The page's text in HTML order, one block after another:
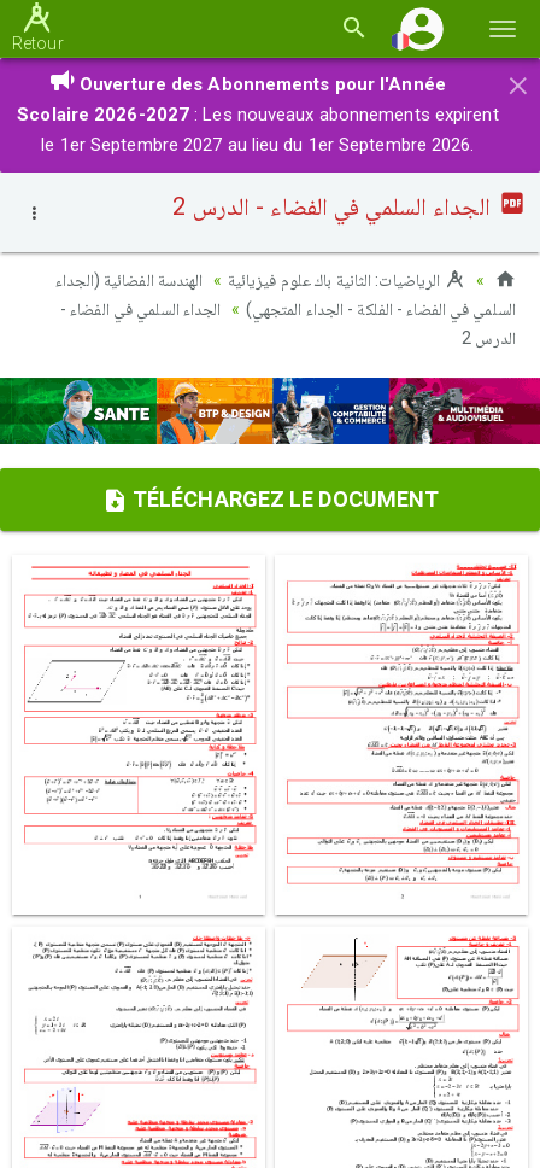
la
Retour
×
Ouverture des Abonnements pour l'Année
Scolaire 2026-2027 : Les nouveaux abonnements expirent
le 1er Septembre 2027 au lieu du 1er Septembre 2026.
الجداء السلمي في الفضاء - الدرس 2
الرياضيات: الثانية باك علوم فيزيائية
الهندسة الفضائية (الجداء
السلمي في الفضاء - الفلكة - الجداء المتجهي)
الجداء السلمي في الفضاء -
الدرس 2
TÉLÉCHARGEZ LE DOCUMENT